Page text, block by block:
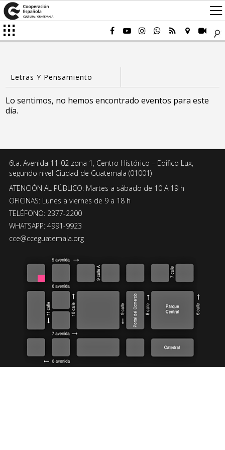
Lo sentimos, no hemos encontrado eventos para este
día.
6ta. Avenida 11-02 zona 1, Centro Histórico – Edifico Lux,
segundo nivel Ciudad de Guatemala (01001)
ATENCIÓN AL PÚBLICO: Martes a sábado de 10 A 19 h
OFICINAS: Lunes a viernes de 9 a 18 h
TELÉFONO: 2377-2200
WHATSAPP: 4991-9923
cce@cceguatemala.org